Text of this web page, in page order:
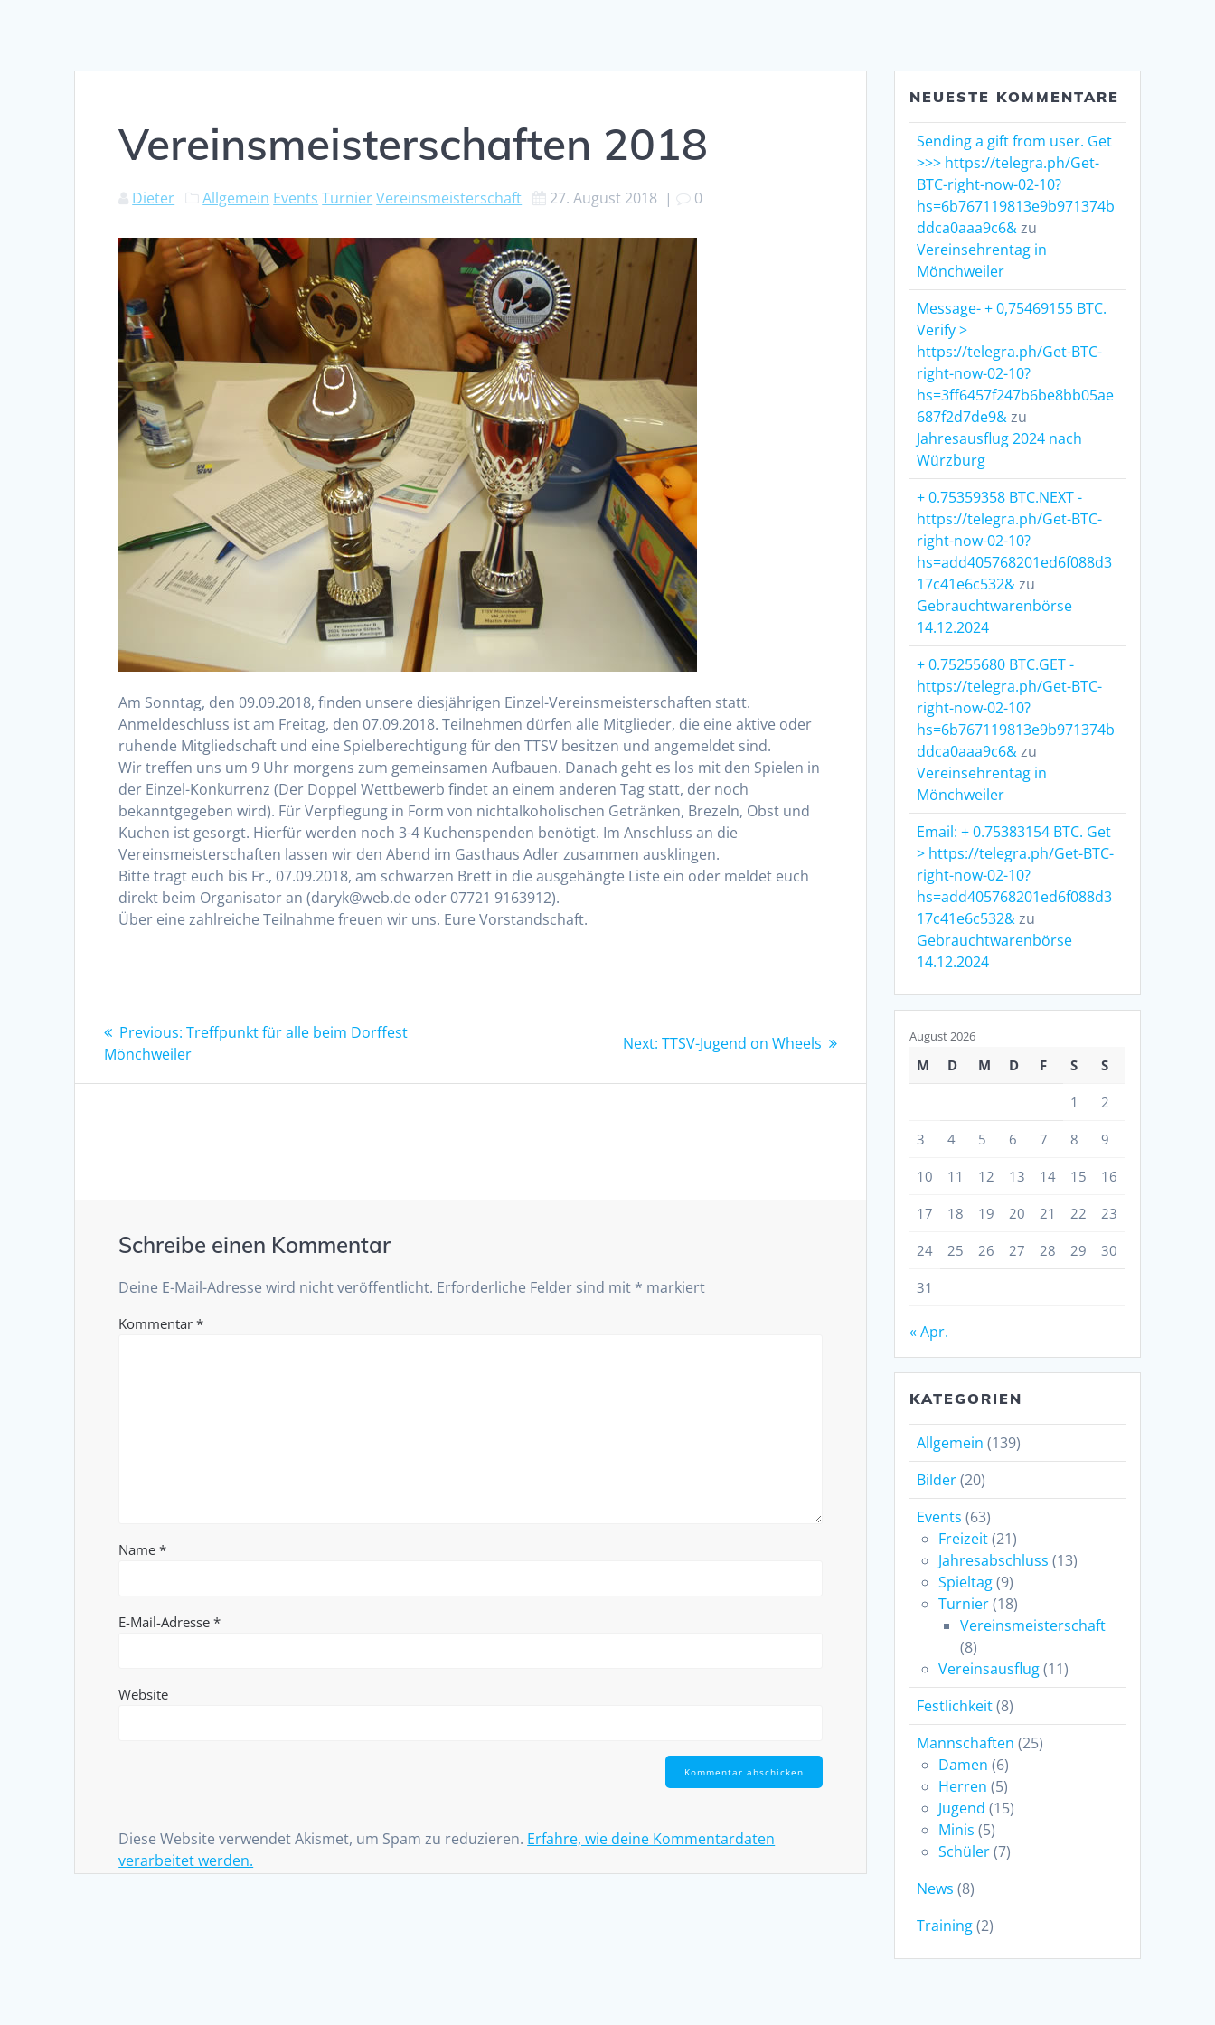
Vereinsmeisterschaften 2018
Dieter Allgemein Events TurnierVereinsmeisterschaft 27. August 2018 | 0
Am Sonntag, den 09.09.2018, finden unsere diesjährigen Einzel-Vereinsmeisterschaften statt.
Anmeldeschluss ist am Freitag, den 07.09.2018. Teilnehmen dürfen alle Mitglieder, die eine aktive oder
ruhende Mitgliedschaft und eine Spielberechtigung für den TTSV besitzen und angemeldet sind.
Wir treffen uns um 9 Uhr morgens zum gemeinsamen Aufbauen. Danach geht es los mit den Spielen in
der Einzel-Konkurrenz (Der Doppel Wettbewerb findet an einem anderen Tag statt, der noch
bekanntgegeben wird). Für Verpflegung in Form von nichtalkoholischen Getränken, Brezeln, Obst und
Kuchen ist gesorgt. Hierfür werden noch 3-4 Kuchenspenden benötigt. Im Anschluss an die
Vereinsmeisterschaften lassen wir den Abend im Gasthaus Adler zusammen ausklingen.
Bitte tragt euch bis Fr., 07.09.2018, am schwarzen Brett in die ausgehängte Liste ein oder meldet euch
direkt beim Organisator an (daryk@web.de oder 07721 9163912).
Über eine zahlreiche Teilnahme freuen wir uns. Eure Vorstandschaft.
Beitragsnavigation
Previous: Previous
post:
Treffpunkt für alle beim Dorffest
Mönchweiler
Next: Next
TTSV-Jugend on Wheels
Schreibe einen Kommentar
Deine E-Mail-Adresse wird nicht veröffentlicht. Erforderliche Felder sind mit * markiert
Kommentar*
Name*
E-Mail-Adresse*
Website
Diese Website verwendet Akismet, um Spam zu reduzieren. Erfahre, wie deine Kommentardaten
verarbeitet werden.
NEUESTE KOMMENTARE
Sending a gift from user. Get
>>> https://telegra.ph/Get-
BTC-right-now-02-10?
hs=6b767119813e9b971374b
ddca0aaa9c6&zu
Vereinsehrentag in
Mönchweiler
Message- + 0,75469155 BTC.
Verify >
https://telegra.ph/Get-BTC-
right-now-02-10?
hs=3ff6457f247b6be8bb05ae
687f2d7de9&zu
Jahresausflug 2024 nach
Würzburg
+ 0.75359358 BTC.NEXT -
https://telegra.ph/Get-BTC-
right-now-02-10?
hs=add405768201ed6f088d3
17c41e6c532&zu
Gebrauchtwarenbörse
14.12.2024
+ 0.75255680 BTC.GET -
https://telegra.ph/Get-BTC-
right-now-02-10?
hs=6b767119813e9b971374b
ddca0aaa9c6&zu
Vereinsehrentag in
Mönchweiler
Email: + 0.75383154 BTC. Get
> https://telegra.ph/Get-BTC-
right-now-02-10?
hs=add405768201ed6f088d3
17c41e6c532&zu
Gebrauchtwarenbörse
14.12.2024
August 2026
M D M D F S S
1 2
3 4 5 6 7 8 9
10 11 12 13 14 15 16
17 18 19 20 21 22 23
24 25 26 27 28 29 30
31
« Apr.
KATEGORIEN
Allgemein (139)
Bilder(20)
Events (63)
Freizeit(21)
Jahresabschluss (13)
Spieltag(9)
Turnier(18)
Vereinsmeisterschaft
(8)
Vereinsausflug(11)
Festlichkeit(8)
Mannschaften (25)
Damen (6)
Herren (5)
Jugend (15)
Minis (5)
Schüler(7)
News (8)
Training(2)